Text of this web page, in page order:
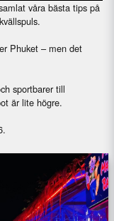
våra bästa tips på
Phuket – men det
sportbarer till
är lite högre.